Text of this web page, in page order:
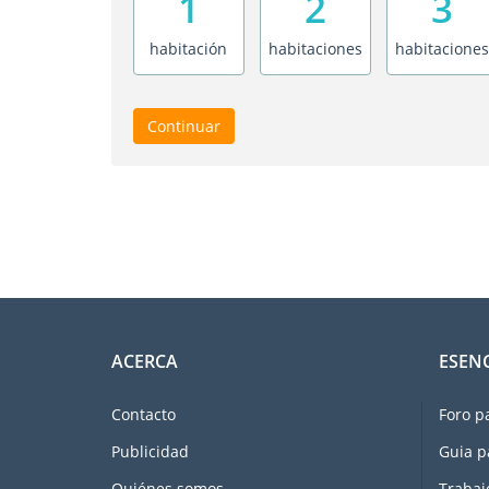
habitación habitaciones habitaciones
Continuar
ACERCA
Contacto
Publicidad
Foro
Guia